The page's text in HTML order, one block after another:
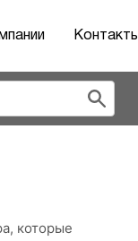
Контакты
которые